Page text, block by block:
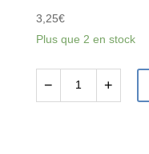
3,25€
Plus que 2 en stock
− +